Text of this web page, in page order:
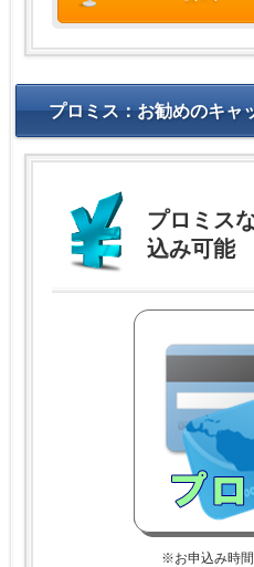
プロミス：お勧めのキャ
プロミス
込み可能
※お申込み時間